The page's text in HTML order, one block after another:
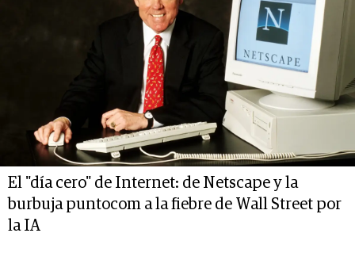
El "día cero" de Internet: de Netscape y la
burbuja puntocom a la fiebre de Wall Street por
la IA